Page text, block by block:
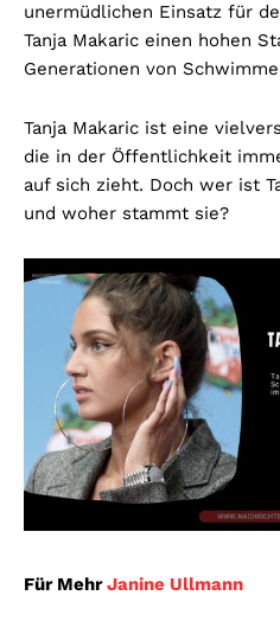
unermüdlichen Einsatz für
Tanja Makaric einen hohen
Generationen von
Tanja Makaric ist eine
die in der Öffentlichkeit
auf sich zieht. Doch wer ist
und woher stammt sie?
Für MehrJanine Ullmann